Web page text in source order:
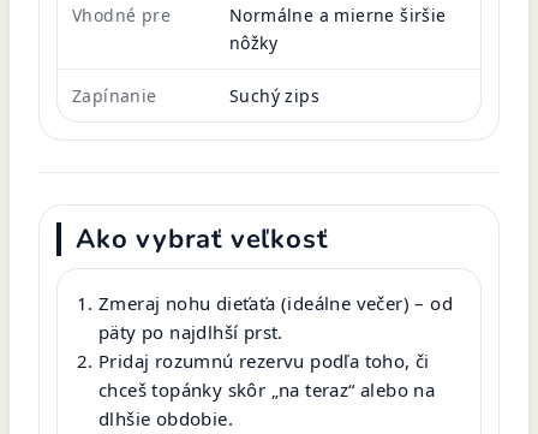
Vhodné pre
Normálne a mierne širšie
nôžky
Zapínanie Suchý zips
Ako vybrať veľkosť
Zmeraj nohu dieťaťa (ideálne večer) – od
päty po najdlhší prst.
Pridaj rozumnú rezervu podľa toho, či
chceš topánky skôr „na teraz“ alebo na
dlhšie obdobie.